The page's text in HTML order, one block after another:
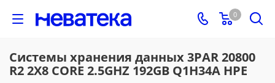
0
Системы хранения данных 3PAR 20800
R2 2X8 CORE 2.5GHZ 192GB Q1H34A HPE